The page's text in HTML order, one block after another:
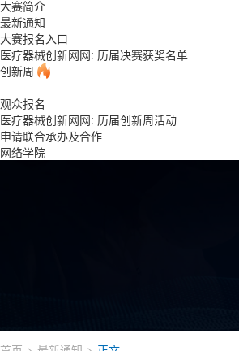
大赛简介
最新通知
大赛报名入口
医疗器械创新网网: 历届决赛获奖名单
创新周
观众报名
医疗器械创新网网: 历届创新周活动
申请联合承办及合作
网络学院